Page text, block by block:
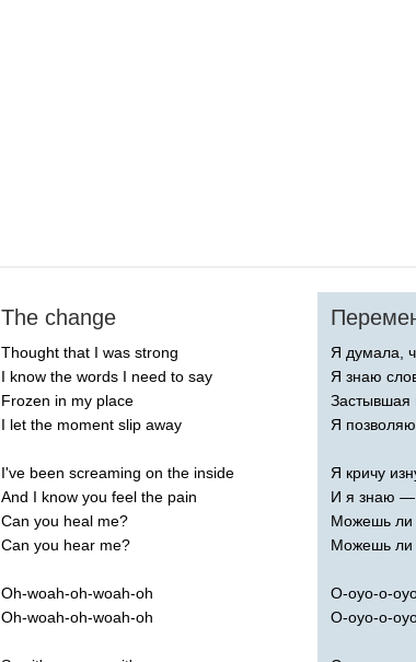
The change
Thought that I was strong
I know the words I need to say
Frozen in my place
I let the moment slip away
I've been screaming on the inside
And I know you feel the pain
Can you heal me?
Can you hear me?
Oh-woah-oh-woah-oh
Oh-woah-oh-woah-oh
Я думала,
Я знаю
Застывшая
Я позволяю
Я кричу
И я знаю —
Можешь ли
Можешь ли
О-оуо-о-
О-оуо-о-